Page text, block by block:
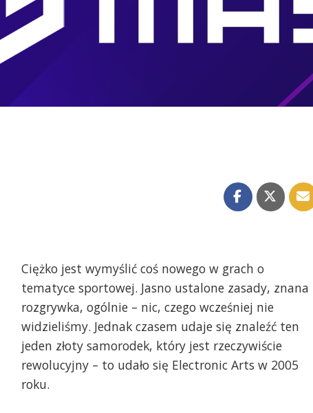
Ciężko jest wymyślić coś nowego w grach o
tematyce sportowej. Jasno ustalone zasady, znana
rozgrywka, ogólnie – nic, czego wcześniej nie
widzieliśmy. Jednak czasem udaje się znaleźć ten
jeden złoty samorodek, który jest rzeczywiście
rewolucyjny – to udało się Electronic Arts w 2005
roku.